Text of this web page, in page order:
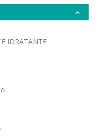
IDRATANTE